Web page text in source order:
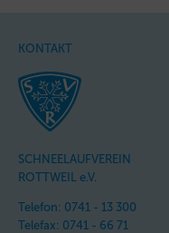
KONTAKT
SCHNEELAUFVEREIN
ROTTWEIL e.V.
Telefon: 0741 - 13 300
Telefax: 0741 - 66 71